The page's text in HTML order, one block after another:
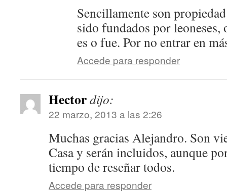
Sencillamente son
sido fundados por leoneses,
es o fue. Por no entrar en
Accede para responder
Hectordijo:
22 marzo, 2013 a las 2:26
Muchas gracias Alejandro. Son
Casa y serán incluidos, aunque
tiempo de reseñar todos.
Accede para responder